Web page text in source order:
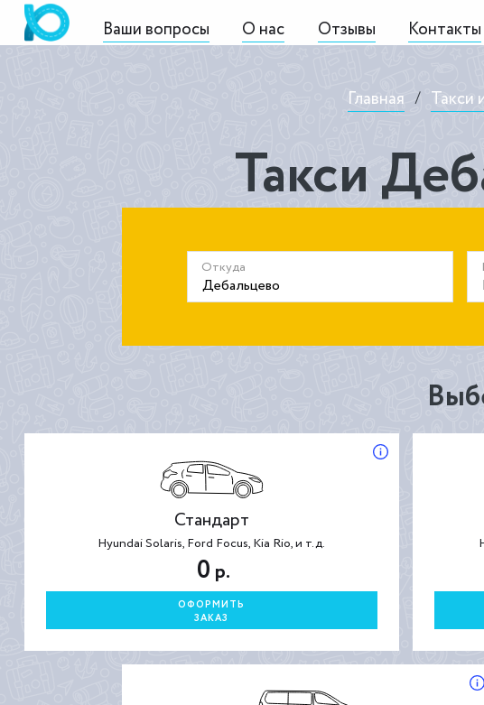
Ваши вопросы О нас Отзывы Контакты
Главная / Такси
Такси
Откуда
Стандарт
Hyundai Solaris, Ford Focus, Kia Rio, и т.д.
0 р.
ОФОРМИТЬ
ЗАКАЗ